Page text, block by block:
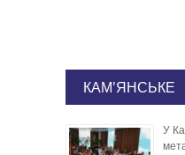
КАМ'ЯНСЬКЕ
У